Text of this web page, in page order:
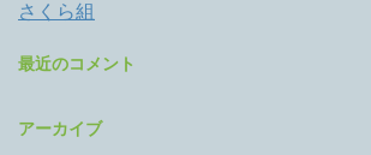
さくら組
最近のコメント
アーカイブ